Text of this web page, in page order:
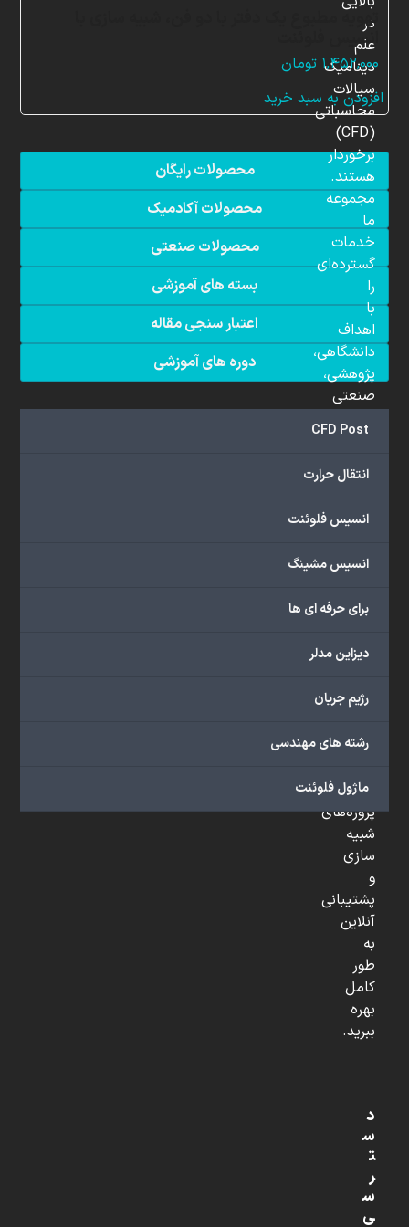
تهویه مطبوع یک دفتر با دو فن، شبیه سازی با
انسیس فلوئنت
۱,۴۵۲,۰۰۰ تومان
افزودن به سبد خرید
محصولات رایگان
محصولات آکادمیک
محصولات صنعتی
بسته های آموزشی
اعتبار سنجی مقاله
دوره های آموزشی
CFD Post
انتقال حرارت
انسیس فلوئنت
انسیس مشینگ
برای حرفه ای ها
دیزاین مدلر
رژیم جریان
رشته های مهندسی
ماژول فلوئنت
در
علم
دینامیک
سیالات
محاسباتی
(CFD)
برخوردار
هستند.
مجموعه
ما
خدمات
گسترده‌ای
را
با
اهداف
دانشگاهی،
پژوهشی،
صنعتی
...
می‌دهد.
می‌توانید
خدمات
گروه
شامل
آموزشی،
آموزشی،
تخصصی،
پروژه‌های
شبیه
سازی
و
پشتیبانی
آنلاین
به
طور
کامل
بهره
ببرید.
د
س
ت
ر
س
ی